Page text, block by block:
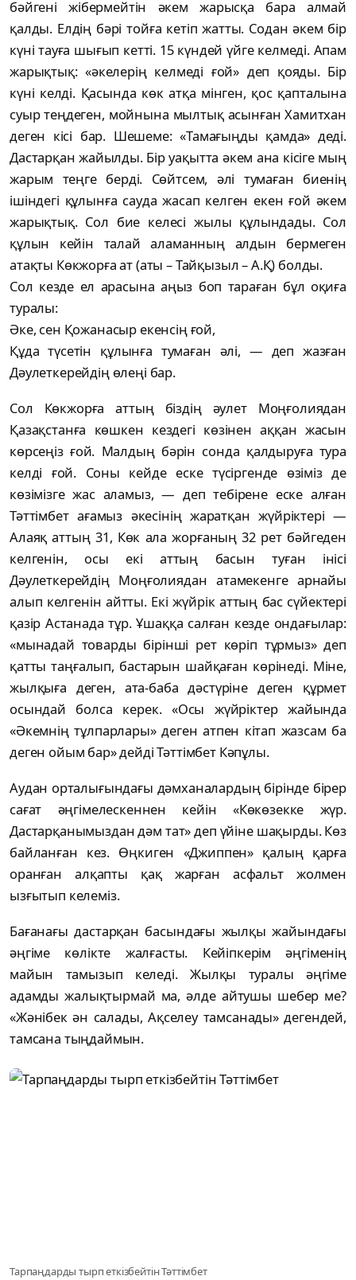
бәйгені жібермейтін әкем жарысқа бара алмай
қалды. Елдің бәрі тойға кетіп жатты. Содан әкем бір
күні тауға шығып кетті. 15 күндей үйге келмеді. Апам
жарықтық: «әкелерің келмеді ғой» деп қояды. Бір
күні келді. Қасында көк атқа мінген, қос қапталына
суыр теңдеген, мойнына мылтық асынған Хамитхан
деген кісі бар. Шешеме: «Тамағыңды қамда» деді.
Дастарқан жайылды. Бір уақытта әкем ана кісіге мың
жарым теңге берді. Сөйтсем, әлі тумаған биенің
ішіндегі құлынға сауда жасап келген екен ғой әкем
жарықтық. Сол бие келесі жылы құлындады. Сол
құлын кейін талай аламанның алдын бермеген
атақты Көкжорға ат (аты – Тайқызыл – А.Қ) болды.
Сол кезде ел арасына аңыз боп тараған бұл оқиға
туралы:
Әке, сен Қожанасыр екенсің ғой,
Құда түсетін құлынға тумаған әлі, — деп жазған
Дәулеткерейдің өлеңі бар.
Сол Көкжорға аттың біздің әулет Моңғолиядан
Қазақстанға көшкен кездегі көзінен аққан жасын
көрсеңіз ғой. Малдың бәрін сонда қалдыруға тура
келді ғой. Соны кейде еске түсіргенде өзіміз де
көзімізге жас аламыз, — деп тебірене еске алған
Тәттімбет ағамыз әкесінің жаратқан жүйріктері —
Алаяқ аттың 31, Көк ала жорғаның 32 рет бәйгеден
келгенін, осы екі аттың басын туған інісі
Дәулеткерейдің Моңғолиядан атамекенге арнайы
алып келгенін айтты. Екі жүйрік аттың бас сүйектері
қазір Астанада тұр. Ұшаққа салған кезде ондағылар:
«мынадай товарды бірінші рет көріп тұрмыз» деп
қатты таңғалып, бастарын шайқаған көрінеді. Міне,
жылқыға деген, ата-баба дәстүріне деген құрмет
осындай болса керек. «Осы жүйріктер жайында
«Әкемнің тұлпарлары» деген атпен кітап жазсам ба
деген ойым бар» дейді Тәттімбет Кәпұлы.
Аудан орталығындағы дәмханалардың бірінде бірер
сағат әңгімелескеннен кейін «Көкөзекке жүр.
Дастарқанымыздан дәм тат» деп үйіне шақырды. Көз
байланған кез. Өңкиген «Джиппен» қалың қарға
оранған алқапты қақ жарған асфальт жолмен
ызғытып келеміз.
Бағанағы дастарқан басындағы жылқы жайындағы
әңгіме көлікте жалғасты. Кейіпкерім әңгіменің
майын тамызып келеді. Жылқы туралы әңгіме
адамды жалықтырмай ма, әлде айтушы шебер ме?
«Жәнібек ән салады, Ақселеу тамсанады» дегендей,
тамсана тыңдаймын.
Тарпаңдарды тырп еткізбейтін Тәттімбет